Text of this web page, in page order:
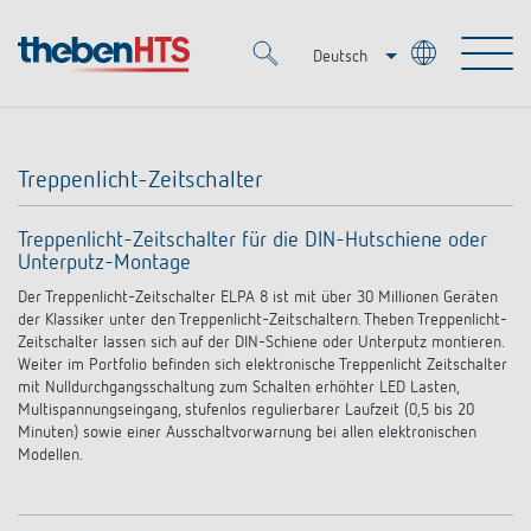
Deutsch
Produkte
Smart Home
DALI
Präsenzmelder & Bewegungsmelder
LED-Leuchten
OEM
OEM-Lösungen
Ansprechpartner OEM
Lösungen
Zeit- und Lichtsteuerung
Service
Treppenlicht-Zeitschalter
Treppenlicht-Zeitschalter für die DIN-Hutschiene oder
Unterputz-Montage
Der Treppenlicht-Zeitschalter ELPA 8 ist mit über 30 Millionen Geräten
der Klassiker unter den Treppenlicht-Zeitschaltern. Theben Treppenlicht-
Zeitschalter lassen sich auf der DIN-Schiene oder Unterputz montieren.
Weiter im Portfolio befinden sich elektronische Treppenlicht Zeitschalter
mit Nulldurchgangsschaltung zum Schalten erhöhter LED Lasten,
Multispannungseingang, stufenlos regulierbarer Laufzeit (0,5 bis 20
Minuten) sowie einer Ausschaltvorwarnung bei allen elektronischen
Modellen.